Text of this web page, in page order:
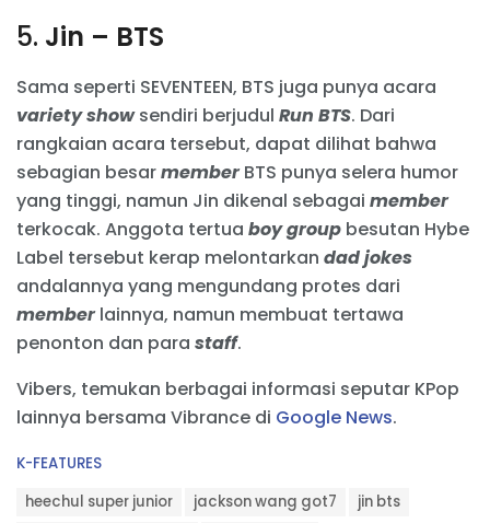
5. Jin – BTS
Sama seperti SEVENTEEN, BTS juga punya acara
variety showsendiri berjudul Run BTS. Dari
rangkaian acara tersebut, dapat dilihat bahwa
sebagian besarmemberBTS punya selera humor
yang tinggi, namun Jin dikenal sebagai member
terkocak. Anggota tertua boy group besutan Hybe
Label tersebut kerap melontarkan dad jokes
andalannya yang mengundang protes dari
memberlainnya, namun membuat tertawa
penonton dan para staff.
Vibers, temukan berbagai informasi seputar KPop
lainnya bersama Vibrance di Google News.
C
K-FEATURES
heechul super junior jackson wang got7
jin bts